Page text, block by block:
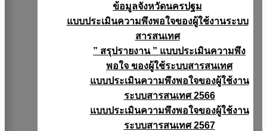
ข้อมูลจังหวัดนครปฐม
แบบประเมินความพึงพอใจของผู้ใช้งานระบบ
สารสนเทศ
” สรุปรายงาน ” แบบประเมินความพึง
พอใจ ของผู้ใช้ระบบสารสนเทศ
แบบประเมินความพึงพอใจของผู้ใช้งาน
ระบบสารสนเทศ 2566
แบบประเมินความพึงพอใจของผู้ใช้งาน
ระบบสารสนเทศ 2567